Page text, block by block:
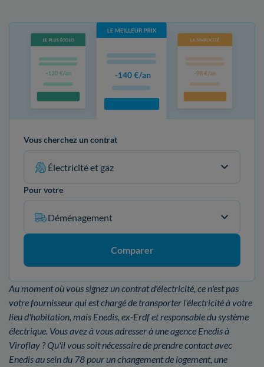
Vous cherchez un contrat
Électricité et gaz
Pour votre
Déménagement
Comparer
Au moment où vous signez un contrat d'électricité, ce n'est pas
votre fournisseur qui est chargé de transporter l'électricité à votre
lieu d'habitation, mais Enedis, ex-Erdf et responsable du système
électrique. Vous avez à vous adresser à une agence Enedis à
Viroflay ? Qu'il vous soit nécessaire de prendre contact avec
Enedis au sein du 78 pour un changement de logement, une